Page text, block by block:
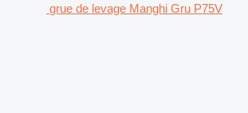
grue de levage Manghi Gru P75V